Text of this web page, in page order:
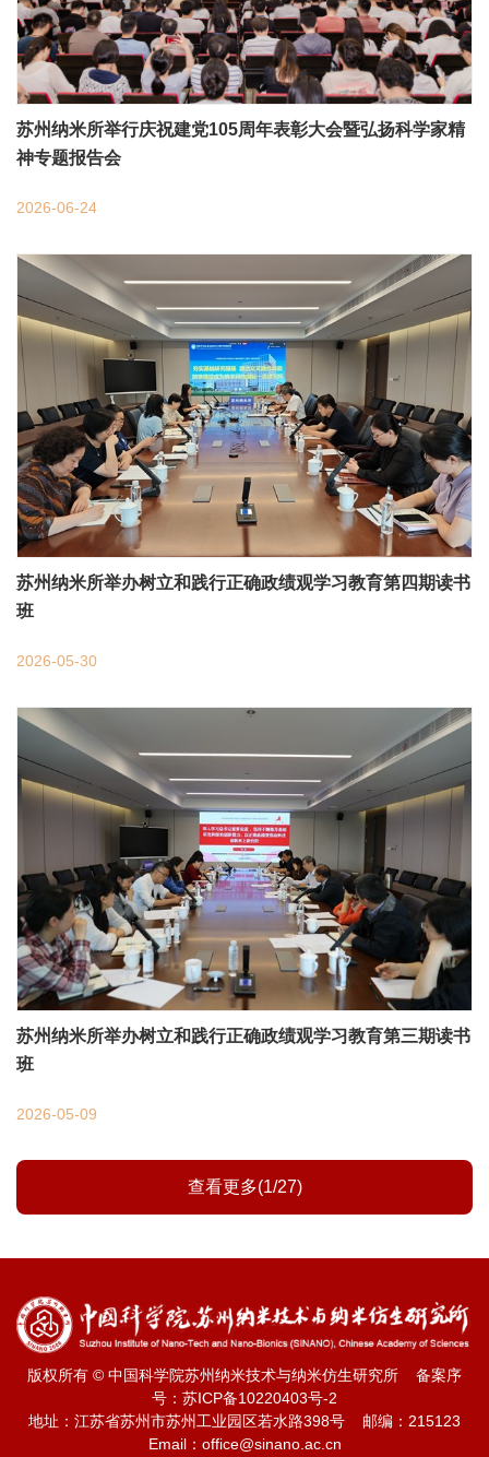
苏州纳米所举行庆祝建党105周年表彰大会暨弘扬科学家精
神专题报告会
2026-06-24
苏州纳米所举办树立和践行正确政绩观学习教育第四期读书
班
2026-05-30
苏州纳米所举办树立和践行正确政绩观学习教育第三期读书
班
2026-05-09
查看更多(1/27)
版权所有 © 中国科学院苏州纳米技术与纳米仿生研究所 备案序
号： 苏ICP备10220403号-2
地址：江苏省苏州市苏州工业园区若水路398号 邮编：215123
Email：office@sinano.ac.cn